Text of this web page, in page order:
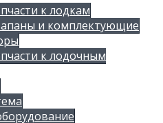
к лодкам
и комплектующие
к лодочным